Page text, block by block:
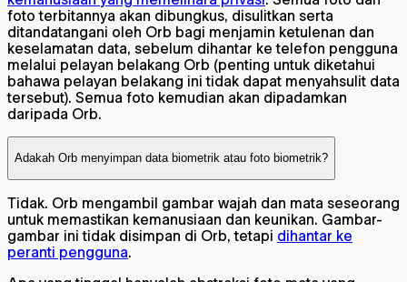
foto terbitannya akan dibungkus, disulitkan serta
ditandatangani oleh Orb bagi menjamin ketulenan dan
keselamatan data, sebelum dihantar ke telefon pengguna
melalui pelayan belakang Orb (penting untuk diketahui
bahawa pelayan belakang ini tidak dapat menyahsulit data
tersebut). Semua foto kemudian akan dipadamkan
daripada Orb.
Adakah Orb menyimpan data biometrik atau foto biometrik?
Tidak. Orb mengambil gambar wajah dan mata seseorang
untuk memastikan kemanusiaan dan keunikan. Gambar-
gambar ini tidak disimpan di Orb, tetapi dihantar ke
peranti pengguna.